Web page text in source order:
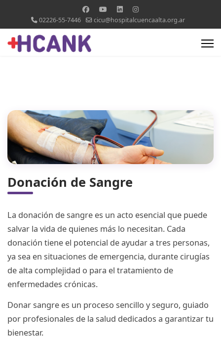
02226-55-7446 cicu@hospitalcuencaalta.org.ar
Donación de Sangre
La donación de sangre es un acto esencial que puede
salvar la vida de quienes más lo necesitan. Cada
donación tiene el potencial de ayudar a tres personas,
ya sea en situaciones de emergencia, durante cirugías
de alta complejidad o para el tratamiento de
enfermedades crónicas.
Donar sangre es un proceso sencillo y seguro, guiado
por profesionales de la salud dedicados a garantizar tu
bienestar.